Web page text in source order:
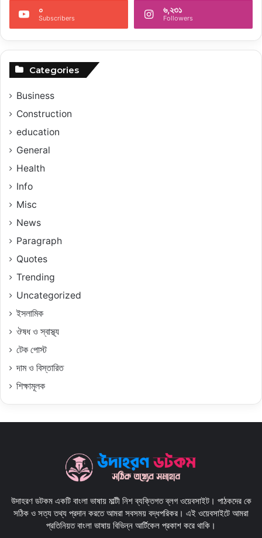
০
Subscribers
৬,২৩১
Followers
Categories
Business
Construction
education
General
Health
Info
Misc
News
Paragraph
Quotes
Trending
Uncategorized
ইসলামিক
ঔষধ ও স্বাস্থ্য
টেক পোস্ট
দাম ও বিস্তারিত
শিক্ষামূলক
উদাহরণ ডটকম একটি বাংলা ভাষায় মাল্টী নিশ ব্যক্তিগত ব্লগ ওয়েবসাইট। পাঠকদের কে
সঠিক ও সত্য তথ্য প্রদান করতে আমরা সবসময় বদ্ধপরিকর। এই ওয়েবসাইটে আমরা
প্রতিনিয়ত বাংলা ভাষায় বিভিন্ন আর্টিকেল প্রকাশ করে থাকি।